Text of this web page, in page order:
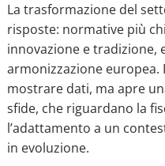
La trasformazione del
risposte: normative più
innovazione e tradizione,
armonizzazione
mostrare dati, ma apre
sfide, che riguardano la
l’adattamento a un
in evoluzione.